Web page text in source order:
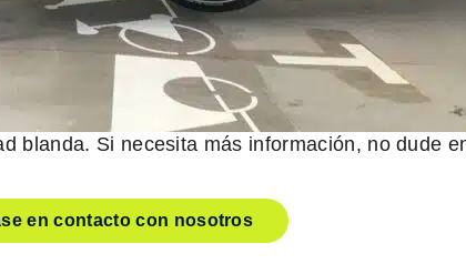
blanda. Si necesita más información, no dude
en contacto con nosotros